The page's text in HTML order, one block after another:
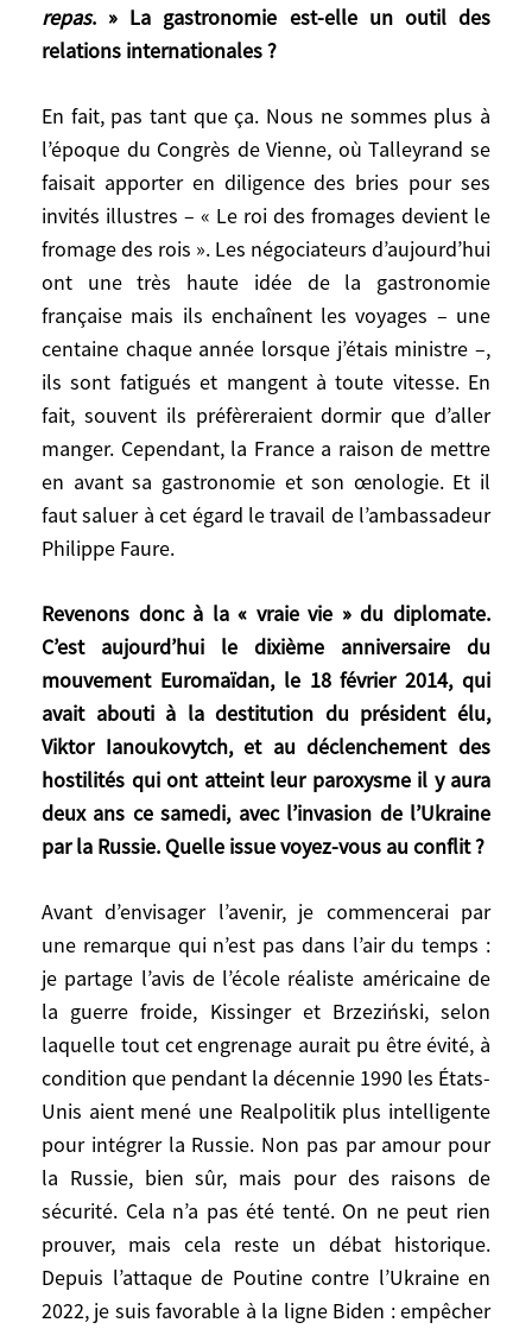
repas. » La gastronomie est-elle un outil des
relations internationales ?
En fait, pas tant que ça. Nous ne sommes plus à
l’époque du Congrès de Vienne, où Talleyrand se
faisait apporter en diligence des bries pour ses
invités illustres – « Le roi des fromages devient le
fromage des rois ». Les négociateurs d’aujourd’hui
ont une très haute idée de la gastronomie
française mais ils enchaînent les voyages – une
centaine chaque année lorsque j’étais ministre –,
ils sont fatigués et mangent à toute vitesse. En
fait, souvent ils préfèreraient dormir que d’aller
manger. Cependant, la France a raison de mettre
en avant sa gastronomie et son œnologie. Et il
faut saluer à cet égard le travail de l’ambassadeur
Philippe Faure.
Revenons donc à la « vraie vie » du diplomate.
C’est aujourd’hui le dixième anniversaire du
mouvement Euromaïdan, le 18 février 2014, qui
avait abouti à la destitution du président élu,
Viktor Ianoukovytch, et au déclenchement des
hostilités qui ont atteint leur paroxysme il y aura
deux ans ce samedi, avec l’invasion de l’Ukraine
par la Russie. Quelle issue voyez-vous au conflit ?
Avant d’envisager l’avenir, je commencerai par
une remarque qui n’est pas dans l’air du temps :
je partage l’avis de l’école réaliste américaine de
la guerre froide, Kissinger et Brzeziński, selon
laquelle tout cet engrenage aurait pu être évité, à
condition que pendant la décennie 1990 les États-
Unis aient mené une Realpolitik plus intelligente
pour intégrer la Russie. Non pas par amour pour
la Russie, bien sûr, mais pour des raisons de
sécurité. Cela n’a pas été tenté. On ne peut rien
prouver, mais cela reste un débat historique.
Depuis l’attaque de Poutine contre l’Ukraine en
2022, je suis favorable à la ligne Biden : empêcher
sont comportés comme des bisounours
dans le monde de Jurassic Park. Nous
force, à l’image des grands diplomates de
l’ouvrage. Leurs enseignements
comportent une dimension tout à fait
actuelle.
L’ouvrage débute par la formule suivante,
qu’on pourrait croire empruntée à
Talleyrand : «Comme beaucoup de
négociations, ce livre est né d’un repas. »
La gastronomie est-elle un outil des
relations internationales ?
En fait, pas tant que ça. Nous ne sommes
plus à l’époque du Congrès de Vienne, où
Talleyrand se faisait apporter en diligence
roi des fromages devient le fromage des
rois ». Les négociateurs d’aujourd’hui ont
une très haute idée de la gastronomie
française mais ils enchaînent les voyages –
une centaine chaque année lorsque j’étais
ministre –, ils sont fatigués et mangent à
toute vitesse. En fait, souvent ils
préfèreraient dormir que d’aller manger.
Cependant, la France a raison de mettre en
faut saluer à cet égard le travail de
l’ambassadeur Philippe Faure.
Revenons donc à la « vraie vie » du
diplomate. C’est aujourd’hui le dixième
anniversaire du mouvement Euromaïdan,
le 18 février 2014, qui avait abouti à la
destitution du président élu, Viktor
Ianoukovytch, et au déclenchement des
hostilités qui ont atteint leur paroxysme il
y aura deux ans ce samedi, avec l’invasion
de l’Ukraine par la Russie. Quelle issue
voyez-vous au conflit ?